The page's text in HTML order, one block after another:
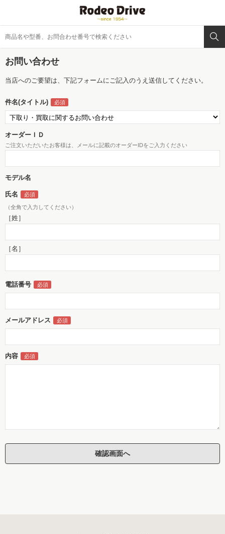
お問い合わせ
当店へのご要望は、下記フォームにご記入のうえ送信してください。
件名(タイトル)
オーダーＩＤ
ご注文いただいたお客様は、メールに記載のオーダーIDをご入力ください
モデル名
氏名
（全角で入力してください）
［姓］
［名］
電話番号
メールアドレス
内容